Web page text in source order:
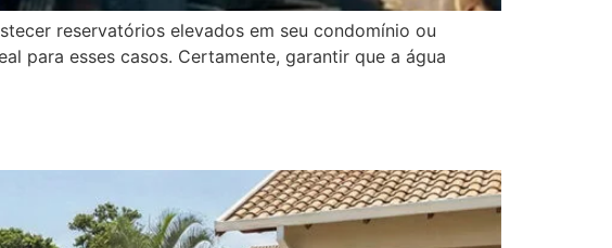
reservatórios elevados em seu condomínio ou
para esses casos. Certamente, garantir que a água